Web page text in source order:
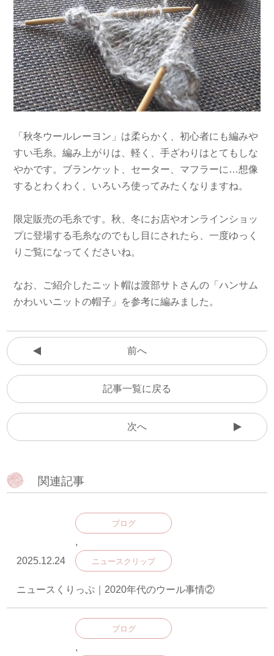
「秋冬ウールレーヨン」は柔らかく、初心者にも編みや
すい毛糸。編み上がりは、軽く、手ざわりはとてもしな
やかです。ブランケット、セーター、マフラーに…想像
するとわくわく、いろいろ使ってみたくなりますね。
限定販売の毛糸です。秋、冬にお店やオンラインショッ
プに登場する毛糸なのでもし目にされたら、一度ゆっく
りご覧になってくださいね。
なお、ご紹介したニット帽は渡部サトさんの「ハンサム
かわいいニットの帽子」を参考に編みました。
前へ
記事一覧に戻る
次へ
関連記事
2025.12.24
ブログ
,
ニュースクリップ
ニュースくりっぷ｜2020年代のウール事情②
ブログ
,